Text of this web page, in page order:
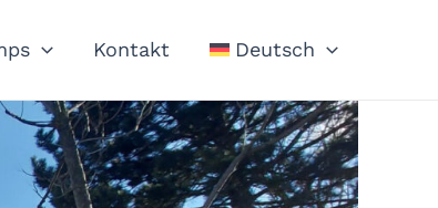
Kontakt Deutsch